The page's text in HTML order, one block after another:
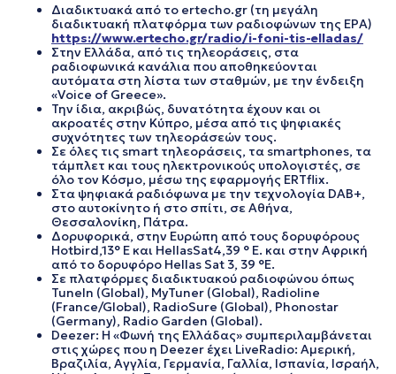
Διαδικτυακά από το ertecho.gr (τη μεγάλη
διαδικτυακή πλατφόρμα των ραδιοφώνων της ΕΡΑ)
https://www.ertecho.gr/radio/i-foni-tis-elladas/
Στην Ελλάδα, από τις τηλεοράσεις, στα
ραδιοφωνικά κανάλια που αποθηκεύονται
αυτόματα στη λίστα των σταθμών, με την ένδειξη
«Voice of Greece».
Την ίδια, ακριβώς, δυνατότητα έχουν και οι
ακροατές στην Κύπρο, μέσα από τις ψηφιακές
συχνότητες των τηλεοράσεών τους.
Σε όλες τις smart τηλεοράσεις, τα smartphones, τα
τάμπλετ και τους ηλεκτρονικούς υπολογιστές, σε
όλο τον Κόσμο, μέσω της εφαρμογής ERTflix.
Στα ψηφιακά ραδιόφωνα με την τεχνολογία DAB+,
στο αυτοκίνητο ή στο σπίτι, σε Αθήνα,
Θεσσαλονίκη, Πάτρα.
Δορυφορικά, στην Ευρώπη από τους δορυφόρους
Hotbird,13° E και HellasSat4,39 ° E. και στην Αφρική
από το δορυφόρο Hellas Sat 3, 39 °E.
Σε πλατφόρμες διαδικτυακού ραδιοφώνου όπως
TuneIn (Global), MyTuner (Global), Radioline
(France/Global), RadioSure (Global), Phonostar
(Germany), Radio Garden (Global).
Deezer: Η «Φωνή της Ελλάδας» συμπεριλαμβάνεται
στις χώρες που η Deezer έχει LiveRadio: Αμερική,
Βραζιλία, Αγγλία, Γερμανία, Γαλλία, Ισπανία, Ισραήλ,